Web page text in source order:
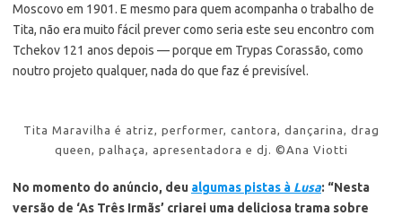
Moscovo em 1901. E mesmo para quem acompanha o trabalho de
Tita, não era muito fácil prever como seria este seu encontro com
Tchekov 121 anos depois — porque em Trypas Corassão, como
noutro projeto qualquer, nada do que faz é previsível.
Tita Maravilha é atriz, performer, cantora, dançarina, drag
queen, palhaça, apresentadora e dj. ©Ana Viotti
No momento do anúncio, deu algumas pistas à Lusa: “Nesta
versão de ‘As Três Irmãs’ criarei uma deliciosa trama sobre